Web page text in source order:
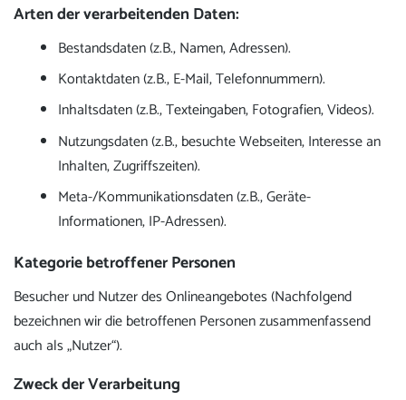
Arten der verarbeitenden Daten:
Bestandsdaten (z.B., Namen, Adressen).
Kontaktdaten (z.B., E-Mail, Telefonnummern).
Inhaltsdaten (z.B., Texteingaben, Fotografien, Videos).
Nutzungsdaten (z.B., besuchte Webseiten, Interesse an
Inhalten, Zugriffszeiten).
Meta-/Kommunikationsdaten (z.B., Geräte-
Informationen, IP-Adressen).
Kategorie betroffener Personen
Besucher und Nutzer des Onlineangebotes (Nachfolgend
bezeichnen wir die betroffenen Personen zusammenfassend
auch als „Nutzer“).
Zweck der Verarbeitung